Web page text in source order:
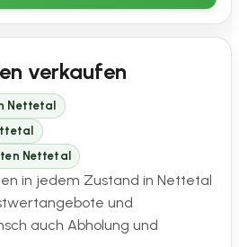
verkaufen
Nettetal
Nettetal
in jedem Zustand in Nettetal
und
auch Abholung und